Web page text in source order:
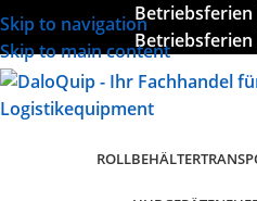
Skip to navigation
Skip to main content
Betriebsferien
Betriebsferien
ROLLBEHÄLTER